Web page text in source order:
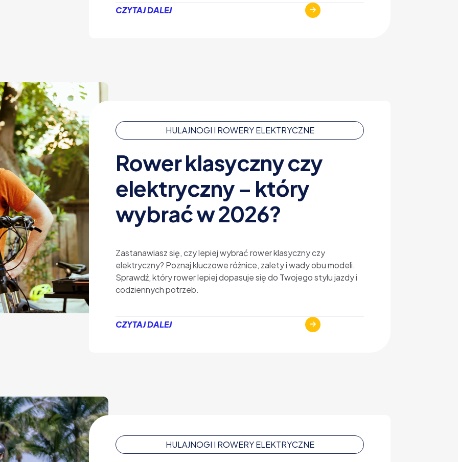
CZYTAJ DALEJ
HULAJNOGI I ROWERY ELEKTRYCZNE
Rower klasyczny czy
elektryczny – który
wybrać w 2026?
Zastanawiasz się, czy lepiej wybrać rower klasyczny czy
elektryczny? Poznaj kluczowe różnice, zalety i wady obu modeli.
Sprawdź, który rower lepiej dopasuje się do Twojego stylu jazdy i
codziennych potrzeb.
CZYTAJ DALEJ
HULAJNOGI I ROWERY ELEKTRYCZNE